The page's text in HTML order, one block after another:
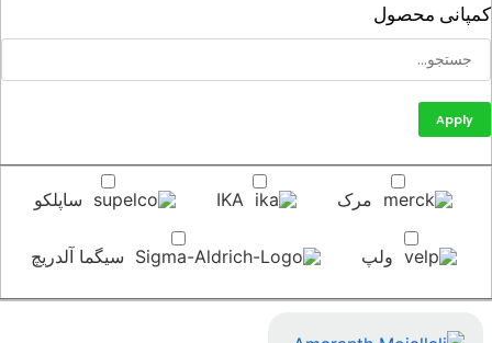
محصول
Apply
مرک IKA ساپلکو
ولپ سیگما آلدریچ